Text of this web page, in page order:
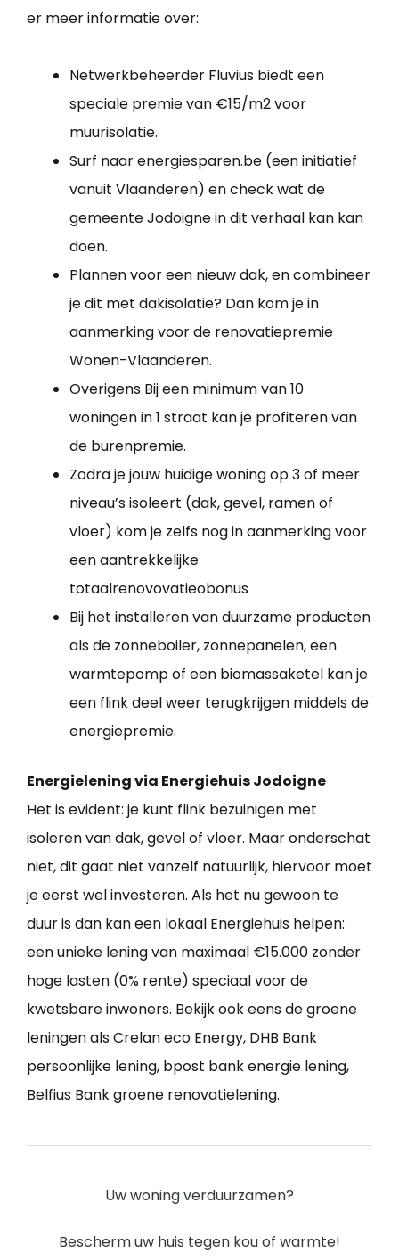
er meer informatie over:
Netwerkbeheerder Fluvius biedt een
speciale premie van €15/m2 voor
muurisolatie.
Surf naar energiesparen.be (een initiatief
vanuit Vlaanderen) en check wat de
gemeente Jodoigne in dit verhaal kan kan
doen.
Plannen voor een nieuw dak, en combineer
je dit met dakisolatie? Dan kom je in
aanmerking voor de renovatiepremie
Wonen-Vlaanderen.
Overigens Bij een minimum van 10
woningen in 1 straat kan je profiteren van
de burenpremie.
Zodra je jouw huidige woning op 3 of meer
niveau’s isoleert (dak, gevel, ramen of
vloer) kom je zelfs nog in aanmerking voor
een aantrekkelijke
totaalrenovovatieobonus
Bij het installeren van duurzame producten
als de zonneboiler, zonnepanelen, een
warmtepomp of een biomassaketel kan je
een flink deel weer terugkrijgen middels de
energiepremie.
Energielening via Energiehuis Jodoigne
Het is evident: je kunt flink bezuinigen met
isoleren van dak, gevel of vloer. Maar onderschat
niet, dit gaat niet vanzelf natuurlijk, hiervoor moet
je eerst wel investeren. Als het nu gewoon te
duur is dan kan een lokaal Energiehuis helpen:
een unieke lening van maximaal €15.000 zonder
hoge lasten (0% rente) speciaal voor de
kwetsbare inwoners. Bekijk ook eens de groene
leningen als Crelan eco Energy, DHB Bank
persoonlijke lening, bpost bank energie lening,
Belfius Bank groene renovatielening.
Uw woning verduurzamen?
Bescherm uw huis tegen kou of warmte!